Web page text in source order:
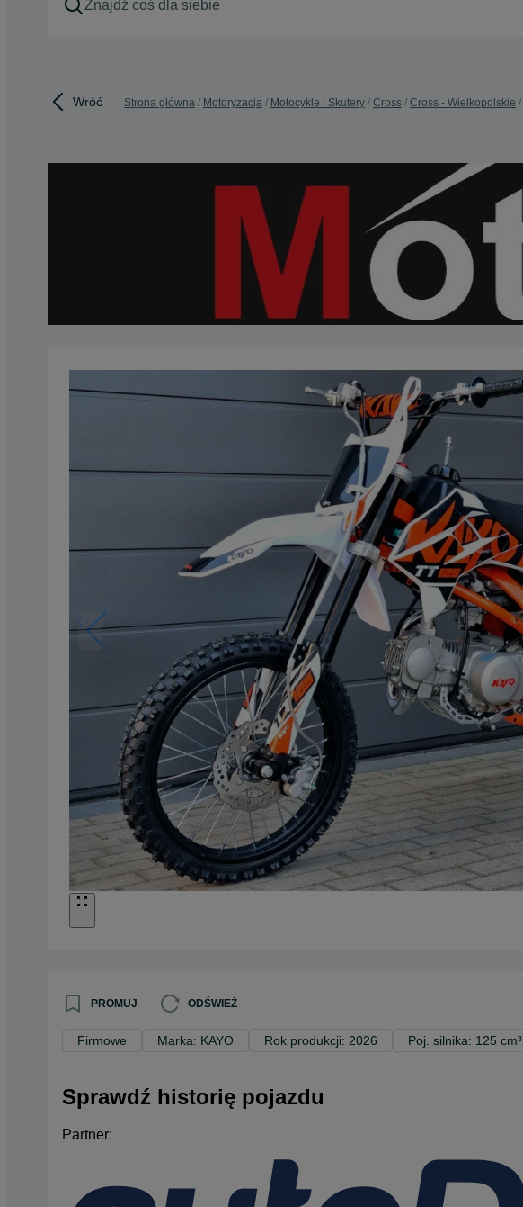
Wróć Strona główna Motoryzacja Motocykle i Skutery Cross Cross - Wielkopolskie
PROMUJ ODŚWIEŻ
Firmowe Marka: KAYO Rok produkcji: 2026 Poj. silnika: 125 cm³
Sprawdź historię pojazdu
Partner: